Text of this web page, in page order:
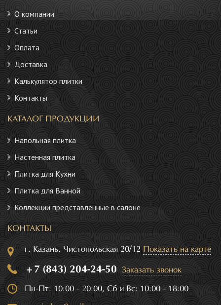
О компании
Статьи
Оплата
Доставка
Калькулятор плитки
Контакты
КАТАЛОГ ПРОДУКЦИИ
Напольная плитка
Настенная плитка
Плитка для Кухни
Плитка для Ванной
Коллекции представленные в салоне
КОНТАКТЫ
г. Казань, Чистопольская 20/12 Показать на карте
+7 (843) 204-24-50 Заказать звонок
Пн-Пт: 10:00 - 20:00, Сб и Вс: 10:00 - 18:00